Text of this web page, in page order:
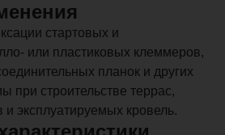
стартовых и
или пластиковых клеммеров,
планок и других
при строительстве террас,
и эксплуатируемых кровель.